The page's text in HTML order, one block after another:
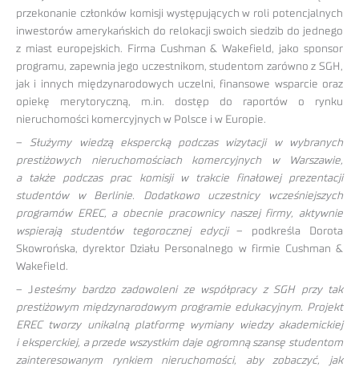
przekonanie członków komisji występujących w roli potencjalnych
inwestorów amerykańskich do relokacji swoich siedzib do jednego
z miast europejskich. Firma Cushman & Wakefield, jako sponsor
programu, zapewnia jego uczestnikom, studentom zarówno z SGH,
jak i innych międzynarodowych uczelni, finansowe wsparcie oraz
opiekę merytoryczną, m.in. dostęp do raportów o rynku
nieruchomości komercyjnych w Polsce i w Europie.
–
Służymy wiedzą ekspercką podczas wizytacji w wybranych
prestiżowych nieruchomościach komercyjnych w Warszawie,
a także podczas prac komisji w trakcie finałowej prezentacji
studentów w Berlinie. Dodatkowo uczestnicy wcześniejszych
programów EREC, a obecnie pracownicy naszej firmy, aktywnie
wspierają studentów tegorocznej edycji– podkreśla Dorota
Skowrońska, dyrektor Działu Personalnego w firmie Cushman &
Wakefield.
– J esteśmy bardzo zadowoleni ze współpracy z SGH przy tak
prestiżowym międzynarodowym programie edukacyjnym. Projekt
EREC tworzy unikalną platformę wymiany wiedzy akademickiej
i eksperckiej, a przede wszystkim daje ogromną szansę studentom
zainteresowanym rynkiem nieruchomości, aby zobaczyć, jak